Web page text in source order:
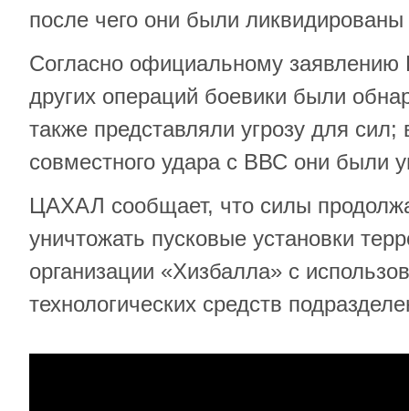
после чего они были
Согласно официальному
других операций боевики были
также представляли угрозу для сил;
совместного удара с ВВС они были
ЦАХАЛ сообщает, что силы
уничтожать пусковые установки
организации «Хизбалла» с
технологических средств